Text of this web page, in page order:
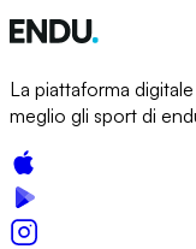
La piattaforma
meglio gli sport di